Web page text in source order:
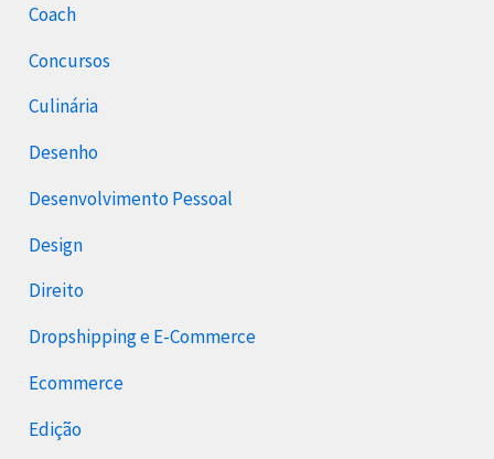
Coach
Concursos
Culinária
Desenho
Desenvolvimento Pessoal
Design
Direito
Dropshipping e E-Commerce
Ecommerce
Edição